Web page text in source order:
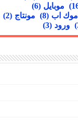
موبايل (6)
موك اب (8) مونتاج (2)
ورود (3)